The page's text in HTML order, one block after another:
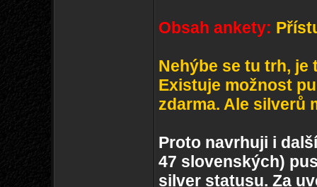
Obsah ankety:
Nehýbe se tu trh, je
Existuje možnost
zdarma. Ale silverů
Proto navrhuji i
47 slovenských)
silver statusu. Za